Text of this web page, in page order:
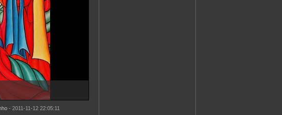
- 2011-11-12 22:05:11